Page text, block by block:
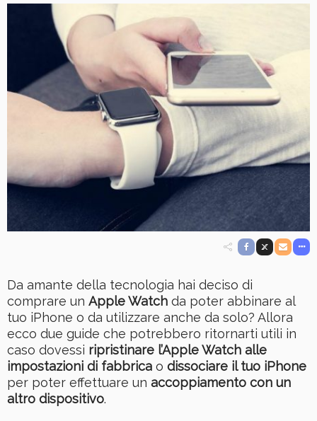
Da amante della tecnologia hai deciso di
comprare un Apple Watch da poter abbinare al
tuo iPhone o da utilizzare anche da solo? Allora
ecco due guide che potrebbero ritornarti utili in
caso dovessi ripristinare l’Apple Watch alle
impostazioni di fabbrica o dissociare il tuo iPhone
per poter effettuare un accoppiamento con un
altro dispositivo.